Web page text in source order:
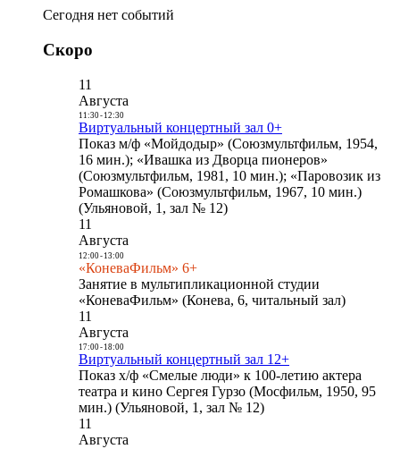
Сегодня нет событий
Скоро
11
Августа
11:30- 12:30
Виртуальный концертный зал 0+
Показ м/ф «Мойдодыр» (Союзмультфильм, 1954,
16 мин.); «Ивашка из Дворца пионеров»
(Союзмультфильм, 1981, 10 мин.); «Паровозик из
Ромашкова» (Союзмультфильм, 1967, 10 мин.)
(Ульяновой, 1, зал № 12)
11
Августа
12:00- 13:00
«КоневаФильм» 6+
Занятие в мультипликационной студии
«КоневаФильм» (Конева, 6, читальный зал)
11
Августа
17:00- 18:00
Виртуальный концертный зал 12+
Показ х/ф «Смелые люди» к 100-летию актера
театра и кино Сергея Гурзо (Мосфильм, 1950, 95
мин.) (Ульяновой, 1, зал № 12)
11
Августа